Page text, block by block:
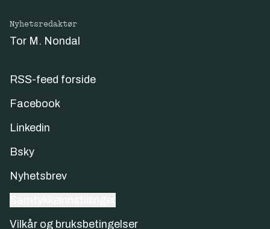
Nyhetsredaktør
Tor M. Nondal
RSS-feed forside
Facebook
Linkedin
Bsky
Nyhetsbrev
Vilkår og bruksbetingelser